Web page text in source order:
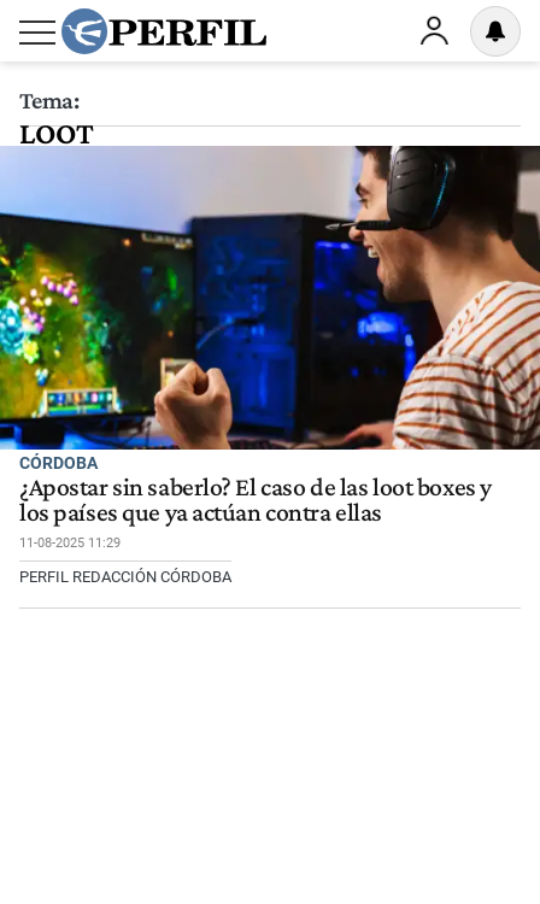
Tema:
LOOT
CÓRDOBA
¿Apostar sin saberlo? El caso de las loot boxes y
los países que ya actúan contra ellas
11-08-2025 11:29
PERFIL REDACCIÓN CÓRDOBA